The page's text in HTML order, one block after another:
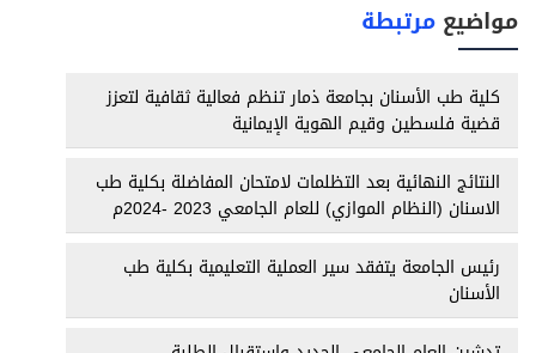
مواضيع مرتبطة
كلية طب الأسنان بجامعة ذمار تنظم فعالية ثقافية لتعزز
قضية فلسطين وقيم الهوية الإيمانية
النتائج النهائية بعد التظلمات لامتحان المفاضلة بكلية طب
الاسنان (النظام الموازي) للعام الجامعي 2023 -2024م
رئيس الجامعة يتفقد سير العملية التعليمية بكلية طب
الأسنان